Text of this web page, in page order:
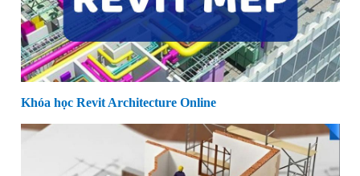
Khóa học Revit Architecture Online